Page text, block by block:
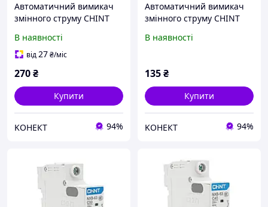
Автоматичний вимикач
змінного струму CHINT
В наявності
від27₴/міс
270₴
Купити
KОНЕКТ 94%
Автоматичний вимикач
змінного струму CHINT
В наявності
135₴
Купити
KОНЕКТ 94%